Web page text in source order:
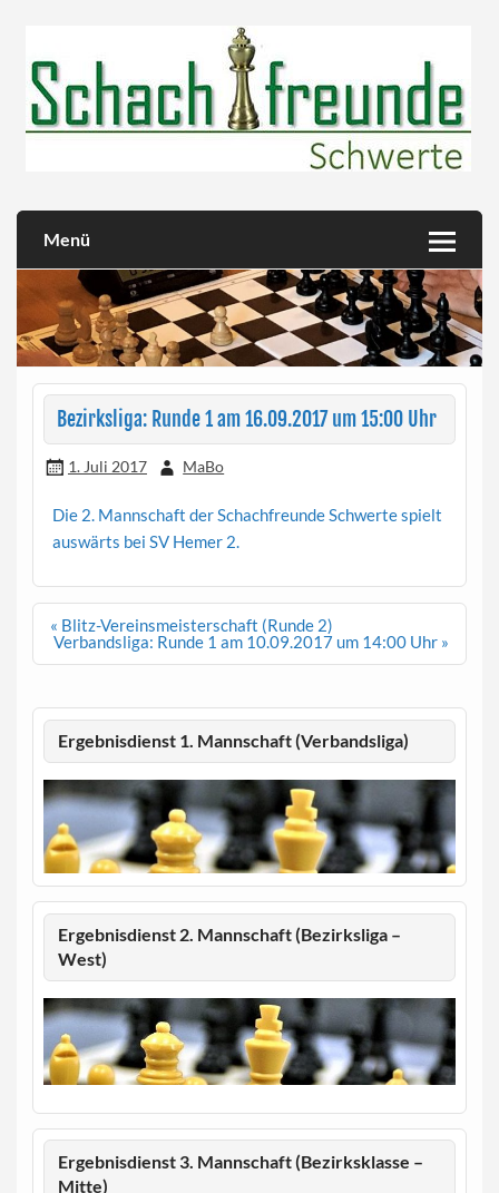
Menü
Bezirksliga: Runde 1 am 16.09.2017 um 15:00 Uhr
1. Juli 2017 MaBo
Die 2. Mannschaft der Schachfreunde Schwerte spielt
auswärts bei SV Hemer 2.
Beitragsnavigation
« Blitz-Vereinsmeisterschaft (Runde 2)
Verbandsliga: Runde 1 am 10.09.2017 um 14:00 Uhr »
Ergebnisdienst 1. Mannschaft (Verbandsliga)
Ergebnisdienst 2. Mannschaft (Bezirksliga –
West)
Ergebnisdienst 3. Mannschaft (Bezirksklasse –
Mitte)